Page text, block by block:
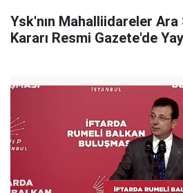
Ysk'nın Mahalliidareler
Kararı Resmi Gazete'de